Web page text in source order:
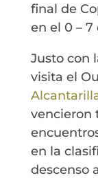
final de
en el 0 –
Justo con
visita el
vencieron
en la
descenso